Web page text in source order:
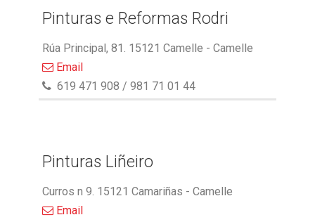
Pinturas e Reformas Rodri
Rúa Principal, 81. 15121 Camelle - Camelle
Email
619 471 908 / 981 71 01 44
Pinturas Liñeiro
Curros n 9. 15121 Camariñas - Camelle
Email